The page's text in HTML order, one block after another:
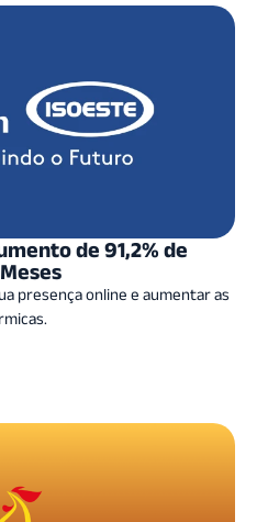
de 91,2% de
presença online e aumentar as